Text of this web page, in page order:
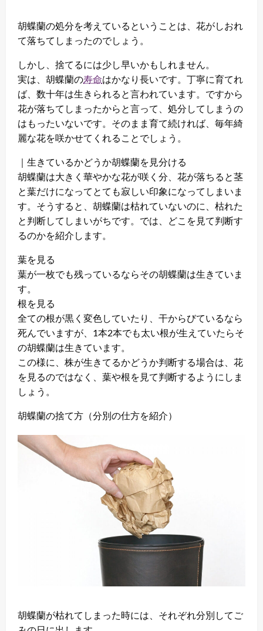
胡蝶蘭の処分を考えているということは、花がしおれ
て落ちてしまったのでしょう。
しかし、捨てるには少し早いかもしれません。
実は、胡蝶蘭の寿命はかなり長いです。丁寧に育てれ
ば、数十年は生きられると言われています。ですから
花が落ちてしまったからと言って、処分してしまうの
はもったいないです。そのまま育て続ければ、毎年綺
麗な花を咲かせてくれることでしょう。
｜生きているかどうか胡蝶蘭を見分ける
胡蝶蘭は大きく華やかな花が咲く分、花が落ちると茎
と葉だけになってとても寂しい印象になってしまいま
す。そうすると、胡蝶蘭は枯れていないのに、枯れた
と判断してしまいがちです。では、どこを見て判断す
るのかを紹介します。
葉を見る
葉が一枚でも残っているならその胡蝶蘭は生きていま
す。
根を見る
全ての根が黒く変色していたり、干からびているなら
死んでいますが、1本2本でも太い根が生えていたらそ
の胡蝶蘭は生きています。
この様に、株が生きてるかどうか判断する場合は、花
を見るのではなく、葉や根を見て判断するようにしま
しょう。
胡蝶蘭の捨て方（分別の仕方を紹介）
胡蝶蘭が枯れてしまった時には、それぞれ分別してご